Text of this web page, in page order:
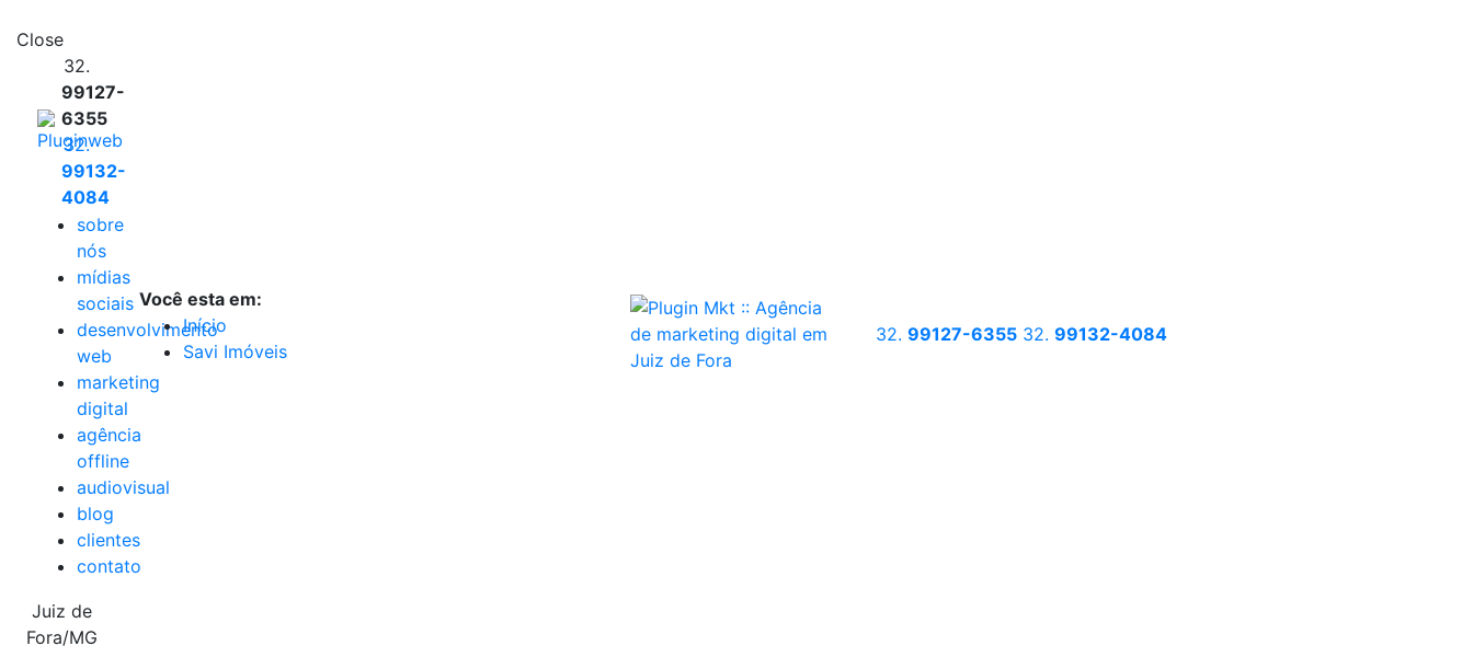
Close
32.
99127-
6355
32.
99132-
4084
sobre
nós
mídias
sociais
desenvolvimento
web
marketing
digital
agência
offline
audiovisual
blog
clientes
contato
Juiz de
Fora/MG
Você esta em:
Início
Savi Imóveis
32. 99127-6355 32. 99132-4084